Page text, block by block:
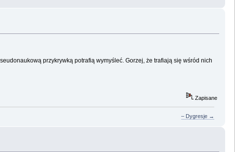
przykrywką potrafią wymyśleć. Gorzej, że trafiają się wśród nich
Zapisane
– Dygresje →